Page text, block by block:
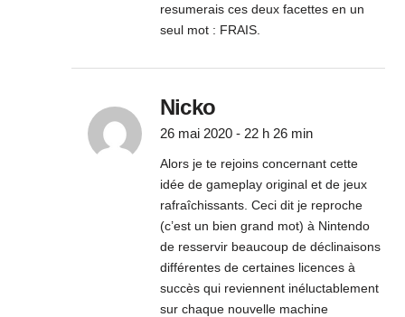
resumerais ces deux facettes en un
seul mot : FRAIS.
Nicko
26 mai 2020 - 22 h 26 min
Alors je te rejoins concernant cette
idée de gameplay original et de jeux
rafraîchissants. Ceci dit je reproche
(c’est un bien grand mot) à Nintendo
de resservir beaucoup de déclinaisons
différentes de certaines licences à
succès qui reviennent inéluctablement
sur chaque nouvelle machine